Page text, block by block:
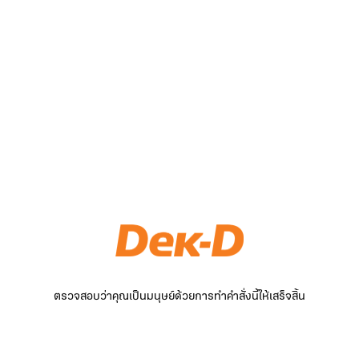
ตรวจสอบว่าคุณเป็นมนุษย์ด้วยการทำคำสั่งนี้ให้เสร็จสิ้น